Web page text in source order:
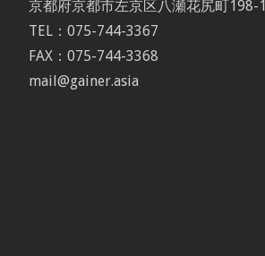
京都府京都市左京区八瀬花尻町198-1
TEL：075-744-3367
FAX：075-744-3368
mail@gainer.asia